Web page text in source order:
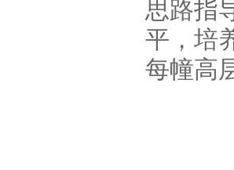
思路指
平，培
每幢高